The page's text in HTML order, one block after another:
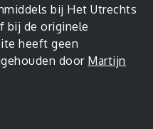
bij Het Utrechts
bij de originele
heeft geen
door Martijn